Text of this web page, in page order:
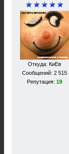
Откуда: КиЕв
Сообщений: 2 515
Репутация: 19